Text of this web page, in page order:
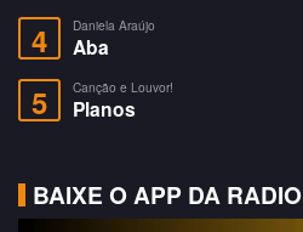
4 Daniela Araújo
Aba
5 Canção e Louvor!
Planos
BAIXE O APP DA RADIO